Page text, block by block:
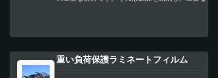
り、熱に敏感なプラスチックや繊細な電子部品な
重い負荷保護ラミネートフィルム